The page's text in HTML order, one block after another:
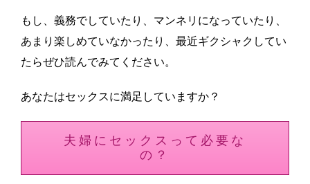
もし、義務でしていたり、マンネリになっていたり、
あまり楽しめていなかったり、最近ギクシャクしてい
たらぜひ読んでみてください。
あなたはセックスに満足していますか？
夫婦にセックスって必要な
の？